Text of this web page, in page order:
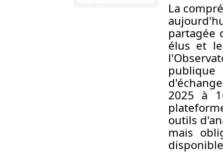
La
partagée
élus et
publique
2025 à
outils
mais